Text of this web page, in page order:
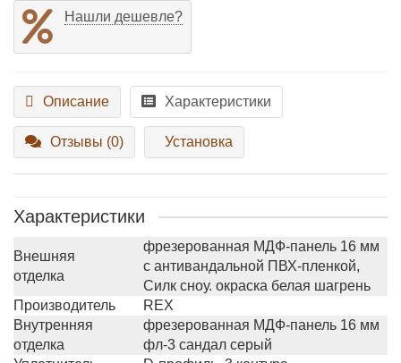
Нашли дешевле?
Описание Характеристики
Отзывы (0) Установка
Характеристики
Внешняя
отделка
фрезерованная МДФ-панель 16 мм
с антивандальной ПВХ-пленкой,
Силк сноу. окраска белая шагрень
Производитель
REX
Внутренняя
отделка
фрезерованная МДФ-панель 16 мм
фл-3 сандал серый